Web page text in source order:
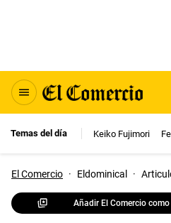
Temas del día Keiko Fujimori
El Comercio · Eldominical ·
Añadir El Comercio